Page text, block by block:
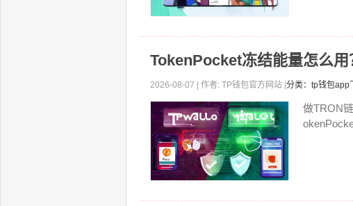
TokenPocket冻结能量怎么
2026-08-07 | 作者: TP钱包官方网站 | 分类：tp钱包app
做TRON